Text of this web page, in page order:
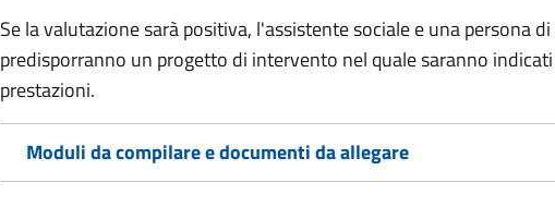
Se la valutazione sarà positiva, l'assistente sociale e una persona
predisporranno un progetto di intervento nel quale saranno
prestazioni.
Moduli da compilare e documenti da allegare